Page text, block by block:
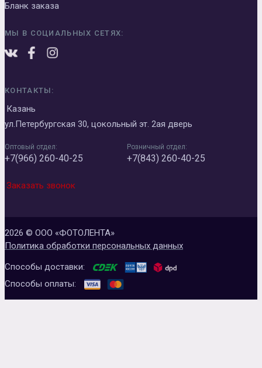
Бланк заказа
МЫ В СОЦИАЛЬНЫХ СЕТЯХ:
КОНТАКТЫ:
Казань
ул.Петербургская 30, цокольный эт. 2ая дверь
Оптовый отдел:
+7(966) 260-40-25
Розничный отдел:
+7(843) 260-40-25
Заказать звонок
2026 © ООО «ФОТОЛЕНТА»
Политика обработки персональных данных
Способы доставки:
Способы оплаты: